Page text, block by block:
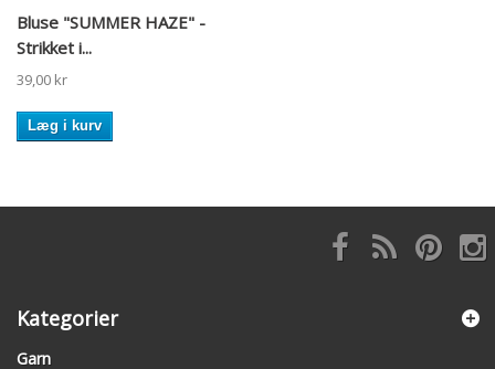
Bluse "SUMMER HAZE" -
Strikket i...
39,00 kr
Læg i kurv
Kategorier
Garn